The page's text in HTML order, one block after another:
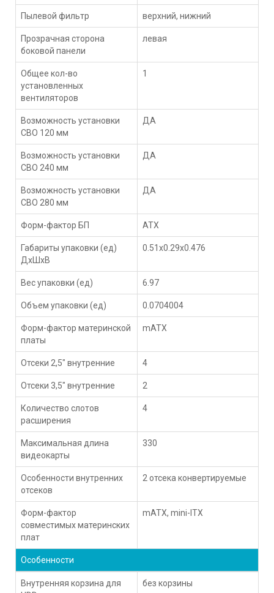
Пылевой фильтр верхний, нижний
Прозрачная сторона
боковой панели
левая
Общее кол-во
установленных
вентиляторов
1
Возможность установки
СВО 120 мм
ДА
Возможность установки
СВО 240 мм
ДА
Возможность установки
СВО 280 мм
ДА
Форм-фактор БП ATX
Габариты упаковки (ед)
ДхШхВ
0.51x0.29x0.476
Вес упаковки (ед) 6.97
Объем упаковки (ед) 0.0704004
Форм-фактор материнской
платы
mATX
Отсеки 2,5" внутренние 4
Отсеки 3,5" внутренние 2
Количество слотов
расширения
4
Максимальная длина
видеокарты
330
Особенности внутренних
отсеков
2 отсека конвертируемые
Форм-фактор
совместимых материнских
плат
mATX, mini-ITX
Особенности
Внутренняя корзина для
без корзины